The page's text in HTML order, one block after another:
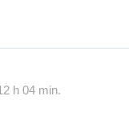
h 04 min.